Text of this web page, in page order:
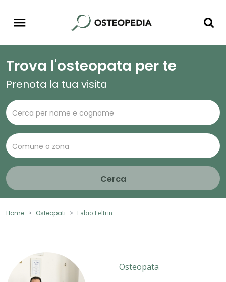
Trova l'osteopata per te
Prenota la tua visita
Cerca
Home Osteopati Fabio Feltrin
Osteopata